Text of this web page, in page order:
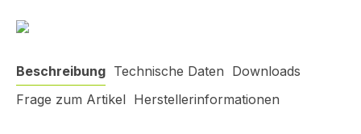
Beschreibung Technische Daten Downloads
Frage zum Artikel Herstellerinformationen